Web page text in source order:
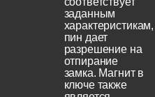
заданным
характеристикам,
пин дает
разрешение на
отпирание
замка. Магнит в
ключе также